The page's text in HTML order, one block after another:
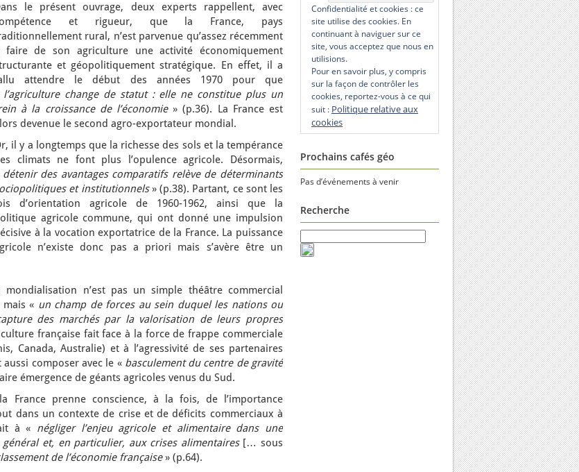
le présent ouvrage, deux experts rappellent, avec
et rigueur, que la France, pays
rural, n’est parvenue qu’assez récemment
faire de son agriculture une activité économiquement
et géopolitiquement stratégique. En effet, il a
attendre le début des années 1970 pour que
l’agriculture change de statut : elle ne constitue plus un
à la croissance de l’économie» (p.36). La France est
devenue le second agro-exportateur mondial.
il y a longtemps que la richesse des sols et la tempérance
climats ne font plus l’opulence agricole. Désormais,
détenir des avantages comparatifs relève de déterminants
et institutionnels» (p.38). Partant, ce sont les
d’orientation agricole de 1960-1962, ainsi que la
agricole commune, qui ont donné une impulsion
à la vocation exportatrice de la France. La puissance
n’existe donc pas a priori mais s’avère être un
n’est pas un simple théâtre commercial
mais « un champ de forces au sein duquel les nations ou
des marchés par la valorisation de leurs propres
française fait face à la force de frappe commerciale
Canada, Australie) et à l’agressivité de ses partenaires
composer avec le « basculement du centre de gravité
émergence de géants agricoles venus du Sud.
France prenne conscience, à la fois, de l’importance
dans un contexte de crise et de déficits commerciaux à
à « négliger l’enjeu agricole et alimentaire dans une
et, en particulier, aux crises alimentaires [… sous
de l’économie française» (p.64).
Confidentialité et cookies : ce
site utilise des cookies. En
continuant à naviguer sur ce
site, vous acceptez que nous en
utilisions.
Pour en savoir plus, y compris
sur la façon de contrôler les
cookies, reportez-vous à ce qui
suit : Politique relative aux
cookies
Prochains cafés géo
Pas d’événements à venir
Recherche